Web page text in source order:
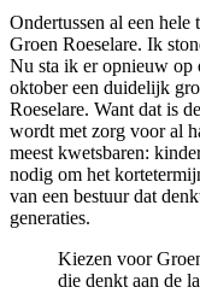
Ondertussen al een
Groen Roeselare. Ik
Nu sta ik er opnieuw op
oktober een duidelijk
Roeselare. Want dat is
wordt met zorg voor al
meest kwetsbaren:
nodig om het
van een bestuur dat
generaties.
Kiezen voor
die denkt aan de